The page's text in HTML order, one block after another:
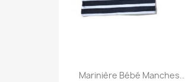
Marinière Bébé